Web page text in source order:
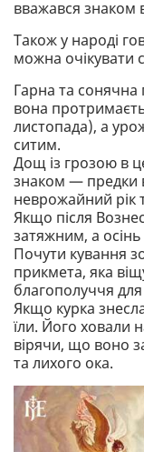
вважався знаком
Також у народі
можна очікувати
Гарна та сонячна
вона
листопада), а
ситим.
Дощ із грозою в
знаком — предки
неврожайний рік
Якщо після
затяжним, а
Почути кування
прикмета, яка
благополуччя для
Якщо курка
їли. Його ховали
вірячи, що воно
та лихого ока.